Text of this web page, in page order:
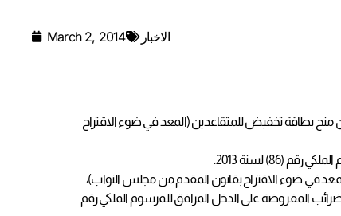
March 2, 2014 الاخبار
منح بطاقة تخفيض للمتقاعدين (المعد في ضوء الاقتراح
لسنة 2013.
والمشتريات والمبيعات الحكومية (المعد في ضوء الاقتراح بقانون المقدم من مجلس النواب)،
المفروضة على الدخل المرافق للمرسوم الملكي رقم